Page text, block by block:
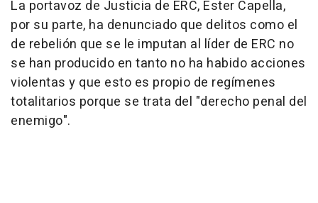
La portavoz de Justicia de ERC, Ester Capella,
por su parte, ha denunciado que delitos como el
de rebelión que se le imputan al líder de ERC no
se han producido en tanto no ha habido acciones
violentas y que esto es propio de regímenes
totalitarios porque se trata del "derecho penal del
enemigo".